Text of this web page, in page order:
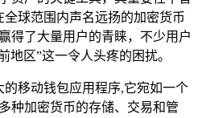
全球范围内声名远扬的加密货币
得了大量用户的青睐，不少用户
地区”这一令人头疼的困扰。
的移动钱包应用程序,它宛如一个
种加密货币的存储、交易和管